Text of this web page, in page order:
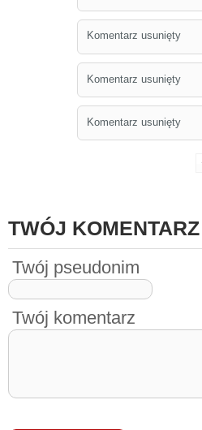
Komentarz usunięty
Komentarz usunięty
Komentarz usunięty
TWÓJ KOMENTARZ
Twój pseudonim
Twój komentarz